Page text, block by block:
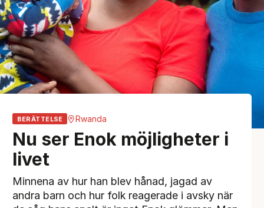
Nu ser Enok möjligheter i
livet
BERÄTTELSE Rwanda
Minnena av hur han blev hånad, jagad av
andra barn och hur folk reagerade i avsky när